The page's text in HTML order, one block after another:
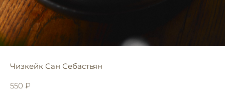
Чизкейк Сан Себастьян
550 ₽